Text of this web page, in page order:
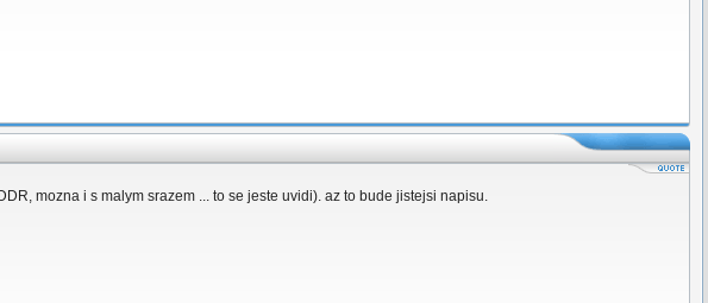
mozna i s malym srazem ... to se jeste uvidi). az to bude jistejsi napisu.